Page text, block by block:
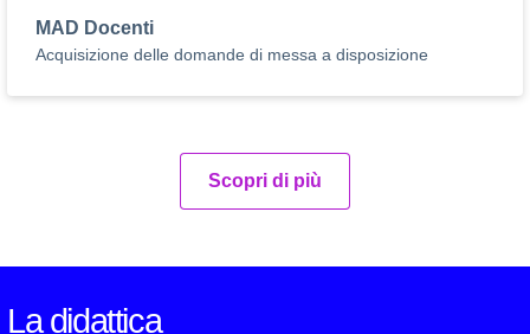
MAD Docenti
Acquisizione delle domande di messa a disposizione
Scopri di più
La didattica